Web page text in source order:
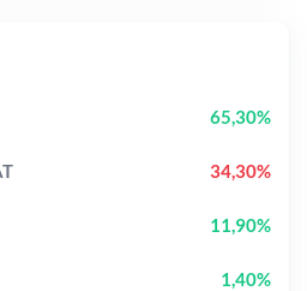
65,30%
34,30%
11,90%
1,40%